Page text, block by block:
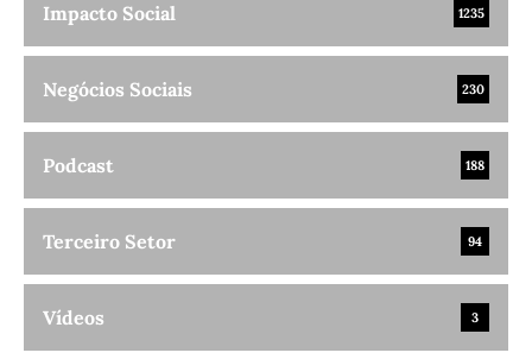
Impacto Social 1235
Negócios Sociais 230
Podcast 188
Terceiro Setor 94
Vídeos 3